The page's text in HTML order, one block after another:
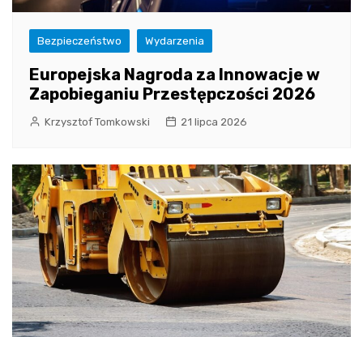
Bezpieczeństwo Wydarzenia
Europejska Nagroda za Innowacje w
Zapobieganiu Przestępczości 2026
Krzysztof Tomkowski 21 lipca 2026